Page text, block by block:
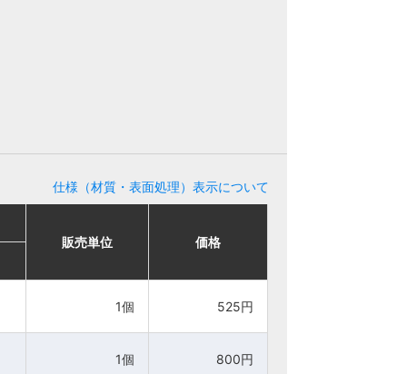
仕様（材質・表面処理）表示について
販売単位
価格
1個 525円
1個 800円
販売単位
価格
1個 525円
1個 800円